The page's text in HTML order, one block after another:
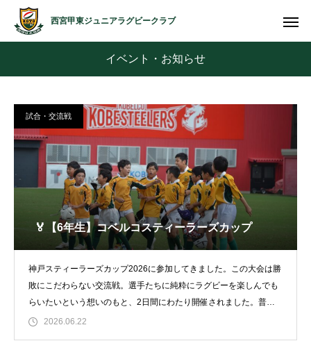
西宮甲東ジュニアラグビークラブ
イベント・お知らせ
試合・交流戦
🏅【6年生】コベルコスティーラーズカップ
神戸スティーラーズカップ2026に参加してきました。この大会は勝
敗にこだわらない交流戦。選手たちに純粋にラグビーを楽しんでも
らいたいという想いのもと、2日間にわたり開催されました。普段
は入ることので
2026.06.22